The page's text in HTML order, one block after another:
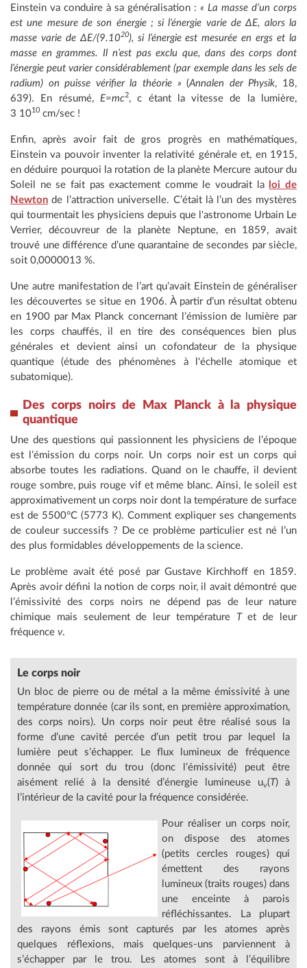
Einstein va conduire à sa généralisation : « La masse d’un corps
est une mesure de son énergie ; si l’énergie varie de ΔE, alors la
masse varie de ΔE/(9.1020), si l’énergie est mesurée en ergs et la
masse en grammes. Il n’est pas exclu que, dans des corps dont
l’énergie peut varier considérablement (par exemple dans les sels de
radium) on puisse vérifier la théorie » (Annalen der Physik, 18,
639). En résumé, E=mc2, c étant la vitesse de la lumière,
3 1010 cm/sec !
Enfin, après avoir fait de gros progrès en mathématiques,
Einstein va pouvoir inventer la relativité générale et, en 1915,
en déduire pourquoi la rotation de la planète Mercure autour du
Soleil ne se fait pas exactement comme le voudrait la
loi de
Newton de l’attraction universelle. C’était là l’un des mystères
qui tourmentait les physiciens depuis que l'astronome Urbain Le
Verrier, découvreur de la planète Neptune, en 1859, avait
trouvé une différence d’une quarantaine de secondes par siècle,
soit 0,0000013 %.
Une autre manifestation de l’art qu’avait Einstein de généraliser
les découvertes se situe en 1906. À partir d’un résultat obtenu
en 1900 par Max Planck concernant l’émission de lumière par
les corps chauffés, il en tire des conséquences bien plus
générales et devient ainsi un cofondateur de la physique
quantique (étude des phénomènes à l'échelle atomique et
subatomique).
Des corps noirs de Max Planck à la physique
quantique
Une des questions qui passionnent les physiciens de l’époque
est l’émission du corps noir. Un corps noir est un corps qui
absorbe toutes les radiations. Quand on le chauffe, il devient
rouge sombre, puis rouge vif et même blanc. Ainsi, le soleil est
approximativement un corps noir dont la température de surface
est de 5500°C (5773 K). Comment expliquer ses changements
de couleur successifs ? De ce problème particulier est né l’un
des plus formidables développements de la science.
Le problème avait été posé par Gustave Kirchhoff en 1859.
Après avoir défini la notion de corps noir, il avait démontré que
l’émissivité des corps noirs ne dépend pas de leur nature
chimique mais seulement de leur température Tet de leur
fréquence ν.
Le corps noir
Un bloc de pierre ou de métal a la même émissivité à une
température donnée (car ils sont, en première approximation,
des corps noirs). Un corps noir peut être réalisé sous la
forme d’une cavité percée d’un petit trou par lequel la
lumière peut s’échapper. Le flux lumineux de fréquence
donnée qui sort du trou (donc l’émissivité) peut être
aisément relié à la densité d’énergie lumineuse uν(T) à
l’intérieur de la cavité pour la fréquence considérée.
Pour réaliser un corps noir,
on dispose des atomes
(petits cercles rouges) qui
émettent des rayons
lumineux (traits rouges) dans
une enceinte à parois
réfléchissantes. La plupart
des rayons émis sont capturés par les atomes après
quelques réflexions, mais quelques-uns parviennent à
s’échapper par le trou. Les atomes sont à l’équilibre